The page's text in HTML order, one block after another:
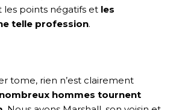
points négatifs et les
telle profession.
tome, rien n’est clairement
hommes tournent